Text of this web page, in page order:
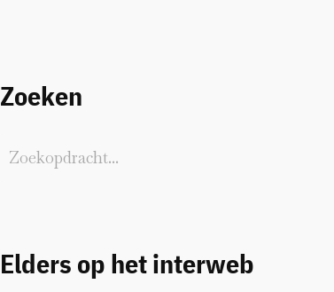
Zoeken
Elders op het interweb